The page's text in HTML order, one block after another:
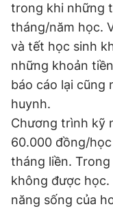
trong khi những
tháng/năm học.
và tết học sinh
những khoản
báo cáo lại cũng
huynh.
Chương trình kỹ
60.000 đồng/
tháng liền.
không được
năng sống của